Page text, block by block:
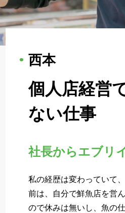
About
Regular
Partner パー
いますぐ応募する
西本
個人店経営
ない仕事
社長からエブリ
私の経歴は変わっていて
前は、自分で鮮魚店を営
ので休みは無いし、魚の